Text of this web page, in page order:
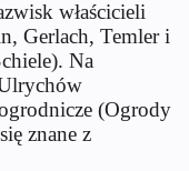
właścicieli
Gerlach, Temler i
Na
(Ogrody
znane z